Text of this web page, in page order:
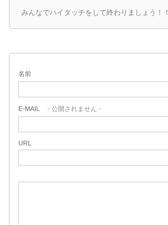
みんなでハイタッチをして終わりましょう！！
名前
E-MAIL - 公開されません -
URL